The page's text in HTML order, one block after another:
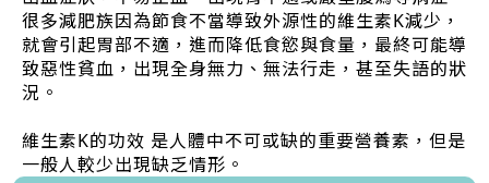
很多減肥族因為節食不當導致外源性的維生素K減少，
就會引起胃部不適，進而降低食慾與食量，最終可能導
致惡性貧血，出現全身無力、無法行走，甚至失語的狀
況。
維生素K的功效 是人體中不可或缺的重要營養素，但是
一般人較少出現缺乏情形。